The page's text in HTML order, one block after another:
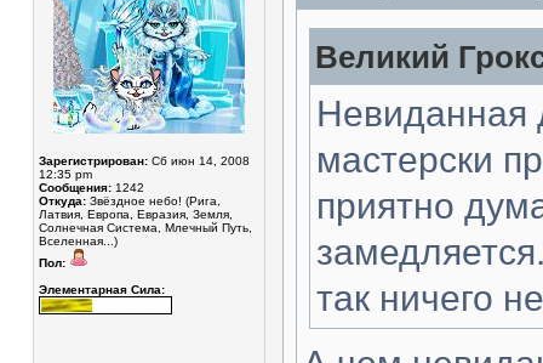
Зарегистрирован: Сб июн 14, 2008
12:35 pm
Сообщения: 1242
Откуда: Звёздное небо! (Рига,
Латвия, Европа, Евразия, Земля,
Солнечная Система, Млечный Путь,
Вселенная...)
Пол:
Элементарная Сила:
Великий
Невиданная
мастерски
приятно
так ничего